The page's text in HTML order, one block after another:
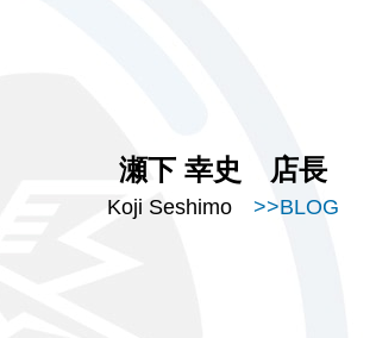
瀬下 幸史 店長
Koji Seshimo >>BLOG